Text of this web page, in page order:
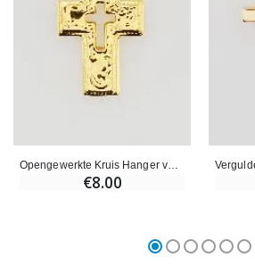
Opengewerkte Kruis Hanger van Roestvrij Staal - 25mm
€8.00